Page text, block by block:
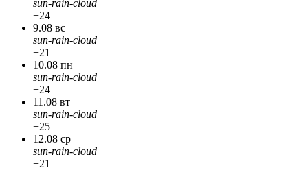
sun-rain-cloud
+24
9.08 вс
sun-rain-cloud
+21
10.08 пн
sun-rain-cloud
+24
11.08 вт
sun-rain-cloud
+25
12.08 ср
sun-rain-cloud
+21